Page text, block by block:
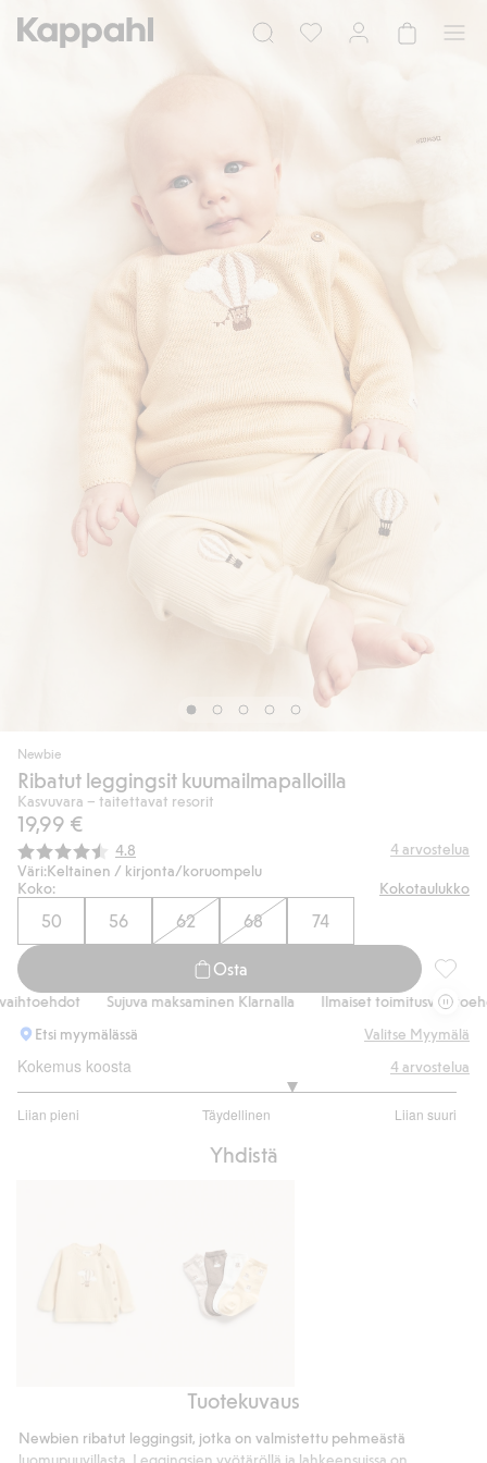
Newbie
Ribatut leggingsit kuumailmapalloilla
Kasvuvara – taitettavat resorit
19,99 €
Keskimääräinen luokitus:
4.8 4arvostelua
Väri:Keltainen / kirjonta/koruompelu
Koko:
Kokotaulukko
50 56 62 68 74
Osta
Sujuva maksaminen Klarnalla
Ilmaiset toimitusvaihtoehdot
Etsi myymälässä
Valitse Myymälä
Kokemus koosta
Liian pieni Täydellinen Liian suuri
/
4arvostelua
Yhdistä
jossa
Nallekuvioiset
4
Tuotekuvaus
Newbien ribatut leggingsit, jotka on valmistettu pehmeästä
luomupuuvillasta. Leggingsien vyötäröllä ja lahkeensuissa on